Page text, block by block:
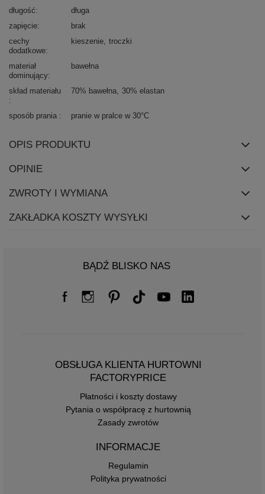
długość
długa
zapięcie
brak
cechy
dodatkowe
kieszenie troczki
materiał
dominujący
bawełna
skład materiału 70% bawełna 30% elastan
sposób prania pranie w pralce w 30°C
OPIS PRODUKTU
OPINIE
ZWROTY I WYMIANA
ZAKŁADKA KOSZTY WYSYŁKI
BĄDŹ BLISKO NAS
OBSŁUGA KLIENTA HURTOWNI
FACTORYPRICE
Płatności i koszty dostawy
Pytania o współpracę z hurtownią
Zasady zwrotów
INFORMACJE
Regulamin
Polityka prywatności